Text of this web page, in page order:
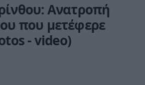
Ανατροπή
που μετέφερε
- video)